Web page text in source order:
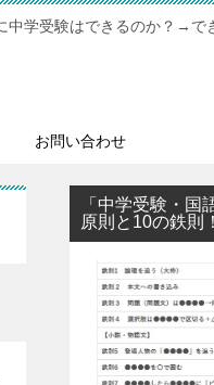
中学受験はできるのか？→で
お問い合わせ
「中学受験・国
原則と10の鉄則